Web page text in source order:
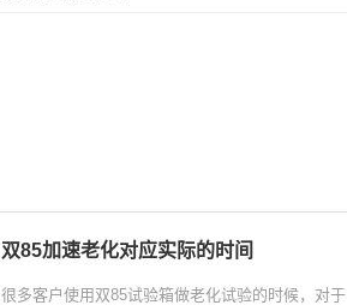
双85加速老化对应实际的时间
很多客户使用双85试验箱做老化试验的时候，对于